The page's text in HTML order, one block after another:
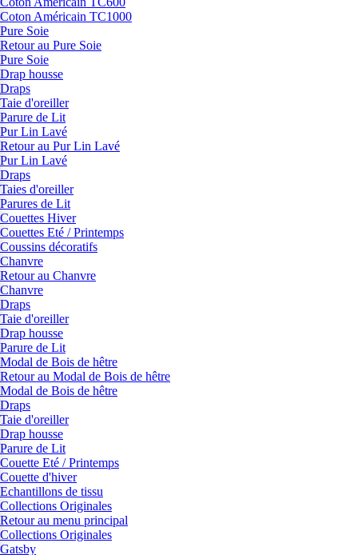
Coton Américain TC1000
Pure Soie
Retour au Pure Soie
Pure Soie
Drap housse
Draps
Taie d'oreiller
Parure de Lit
Pur Lin Lavé
Retour au Pur Lin Lavé
Pur Lin Lavé
Draps
Taies d'oreiller
Parures de Lit
Couettes Hiver
Couettes Eté / Printemps
Coussins décoratifs
Chanvre
Retour au Chanvre
Chanvre
Draps
Taie d'oreiller
Drap housse
Parure de Lit
Modal de Bois de hêtre
Retour au Modal de Bois de hêtre
Modal de Bois de hêtre
Draps
Taie d'oreiller
Drap housse
Parure de Lit
Couette Eté / Printemps
Couette d'hiver
Echantillons de tissu
Collections Originales
Retour au menu principal
Collections Originales
Gatsby